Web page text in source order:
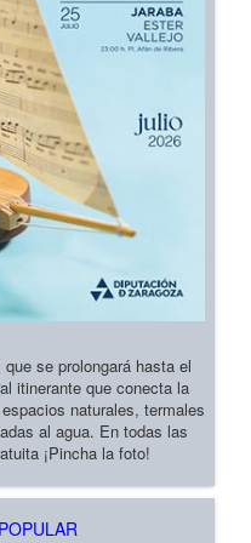
se prolongará hasta el
itinerante que conecta la
naturales, termales
al agua. En todas las
¡Pincha la foto!